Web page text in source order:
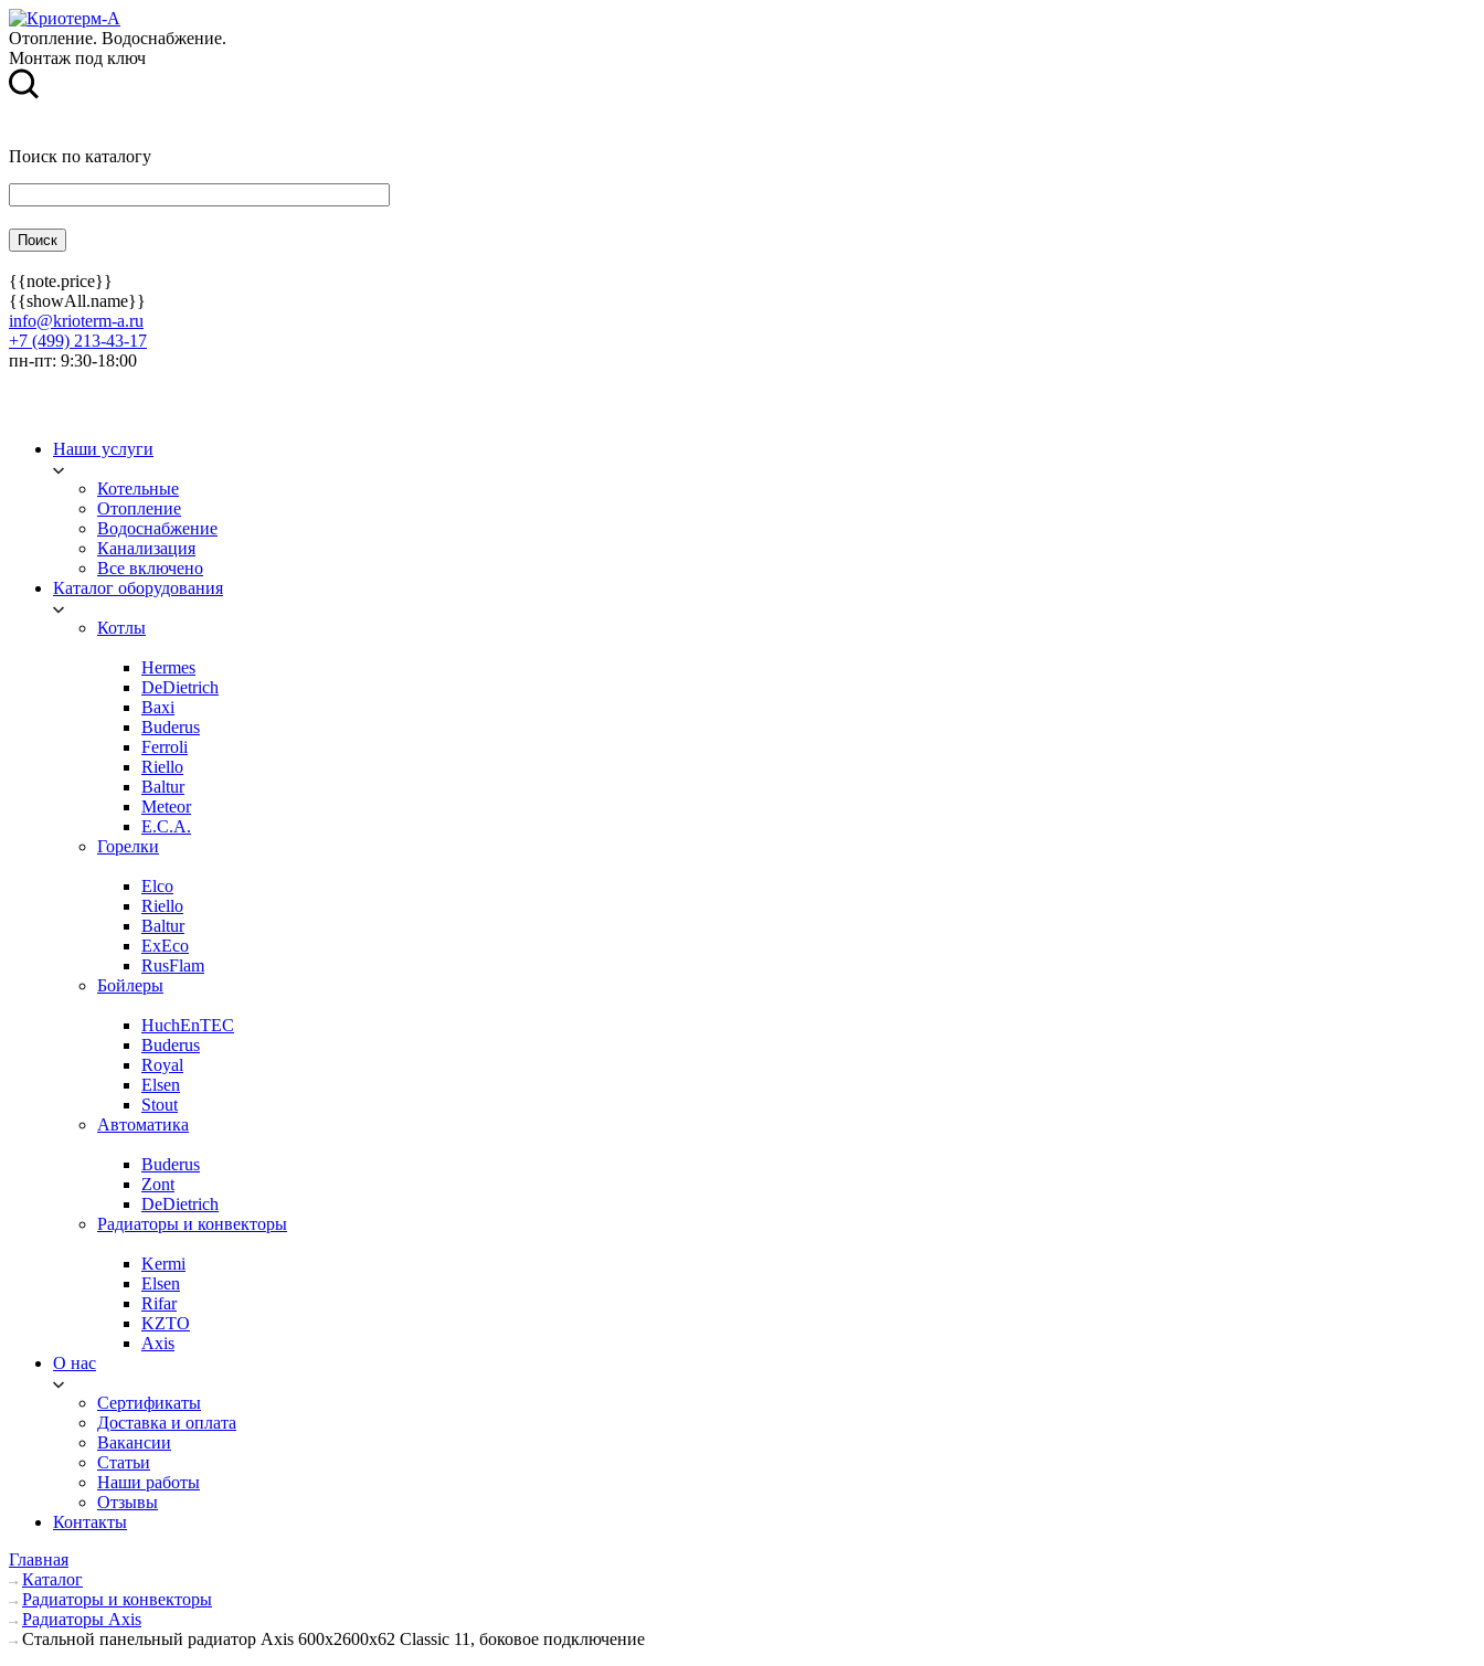
Отопление. Водоснабжение.
Монтаж под ключ
Поиск по каталогу
{{note.price}}
{{showAll.name}}
info@krioterm-a.ru
+7 (499) 213-43-17
пн-пт: 9:30-18:00
Наши услуги
Котельные
Отопление
Водоснабжение
Канализация
Все включено
Каталог оборудования
Котлы
Hermes
DeDietrich
Baxi
Buderus
Ferroli
Riello
Baltur
Meteor
E.C.A.
Горелки
Elco
Riello
Baltur
ExEco
RusFlam
Бойлеры
HuchEnTEC
Buderus
Royal
Elsen
Stout
Автоматика
Buderus
Zont
DeDietrich
Радиаторы и конвекторы
Kermi
Elsen
Rifar
KZTO
Axis
О нас
Сертификаты
Доставка и оплата
Вакансии
Статьи
Наши работы
Отзывы
Контакты
Главная
Каталог
Радиаторы и конвекторы
Радиаторы Axis
Стальной панельный радиатор Axis 600х2600х62 Classic 11, боковое подключение